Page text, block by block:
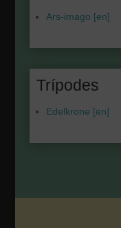
Ars-imago [en]
Trípodes
Edelkrone [en]